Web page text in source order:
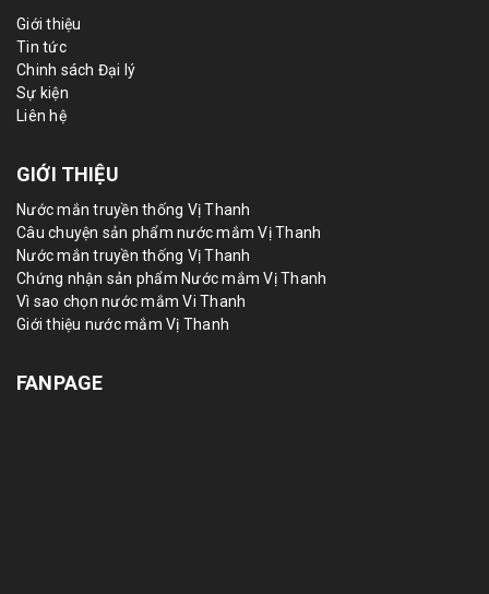
Giới thiệu
Tin tức
Chinh sách Đại lý
Sự kiện
Liên hệ
GIỚI THIỆU
Nước mắn truyền thống Vị Thanh
Câu chuyện sản phẩm nước mắm Vị Thanh
Nước mắn truyền thống Vị Thanh
Chứng nhận sản phẩm Nước mắm Vị Thanh
Vì sao chọn nước mắm Vi Thanh
Giới thiệu nước mắm Vị Thanh
FANPAGE